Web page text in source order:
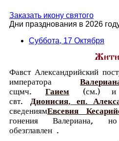
Заказать икону святого
Дни празднования в 2026
Суббота, 17 Октября
Фавст Александрийский
императора
сщмч. Гаием (см.) и
свт.Дионисия, еп.
сведениямЕвсевия
гонения Валериана,
обезглавлен .